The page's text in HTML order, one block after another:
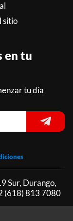
sitio
en tu
tu día
Sur, Durango,
(618) 813 7080